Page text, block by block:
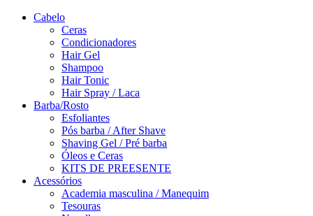
Cabelo
Ceras
Condicionadores
Hair Gel
Shampoo
Hair Tonic
Hair Spray / Laca
Barba/Rosto
Esfoliantes
Pós barba / After Shave
Shaving Gel / Pré barba
Óleos e Ceras
KITS DE PREESENTE
Acessórios
Academia masculina / Manequim
Tesouras